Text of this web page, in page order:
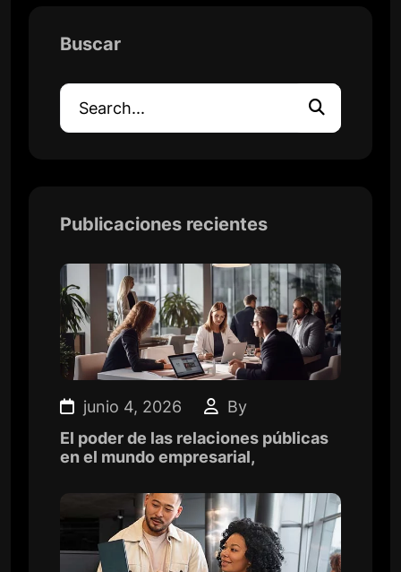
Buscar
Publicaciones recientes
junio 4, 2026
By
El poder de las relaciones públicas
en el mundo empresarial,